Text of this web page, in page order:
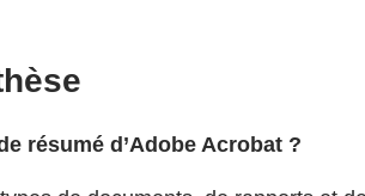
résumé d’Adobe Acrobat ?